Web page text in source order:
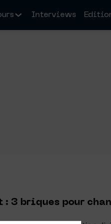
Interviews
: 3 briques pour